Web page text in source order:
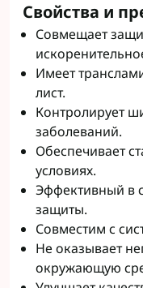
Свойства и
Совмещает
Имеет
лист.
Контролирует
заболеваний.
Обеспечивает
условиях.
Эффективный в
защиты.
Совместим с
Не оказывает
окружающую